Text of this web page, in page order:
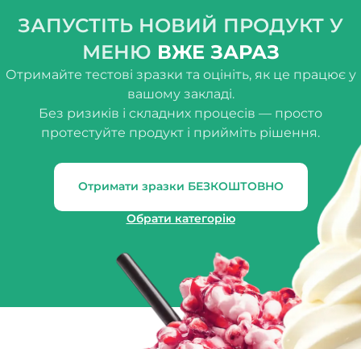
ЗАПУСТІТЬ НОВИЙ ПРОДУКТ У
МЕНЮ ВЖЕ ЗАРАЗ
Отримайте тестові зразки та оцініть, як це працює у
вашому закладі.
Без ризиків і складних процесів — просто
протестуйте продукт і прийміть рішення.
Отримати зразки БЕЗКОШТОВНО
Обрати категорію